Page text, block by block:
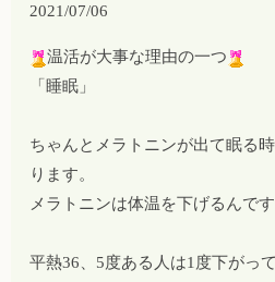
2021/07/06
温活が大事な理由の一つ
「睡眠」
ちゃんとメラトニンが出て眠る
ります。
メラトニンは体温を下げるんです
平熱36、5度ある人は1度下がっ